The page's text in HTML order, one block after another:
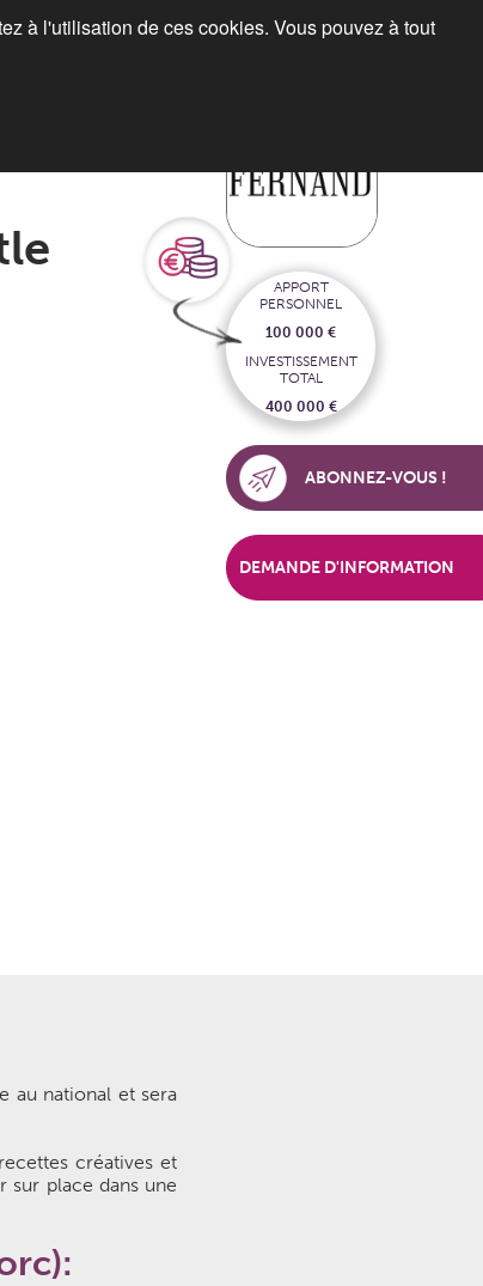
au national et sera
créatives et
sur place dans une
APPORT
PERSONNEL
100 000 €
INVESTISSEMENT
TOTAL
400 000 €
ABONNEZ-VOUS !
DEMANDE D'INFORMATION
à l'utilisation de ces cookies. Vous pouvez à tout